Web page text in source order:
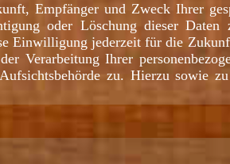
Empfänger und Zweck Ihrer
oder Löschung dieser Daten
Einwilligung jederzeit für die
Verarbeitung Ihrer
zu. Hierzu sowie